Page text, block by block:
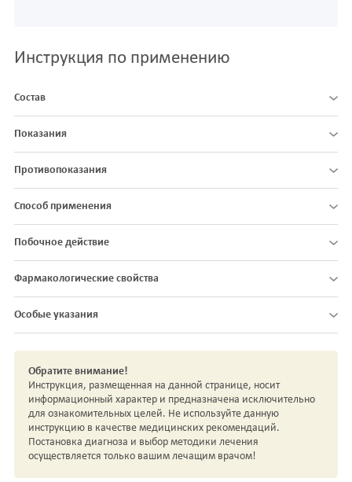
Инструкция по применению
Состав
Показания
Противопоказания
Способ применения
Побочное действие
Фармакологические свойства
Особые указания
Обратите внимание!
Инструкция, размещенная на данной странице, носит
информационный характер и предназначена исключительно
для ознакомительных целей. Не используйте данную
инструкцию в качестве медицинских рекомендаций.
Постановка диагноза и выбор методики лечения
осуществляется только вашим лечащим врачом!